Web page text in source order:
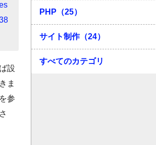
設
ま
参
PHP（25）
サイト制作（24）
すべてのカテゴリ